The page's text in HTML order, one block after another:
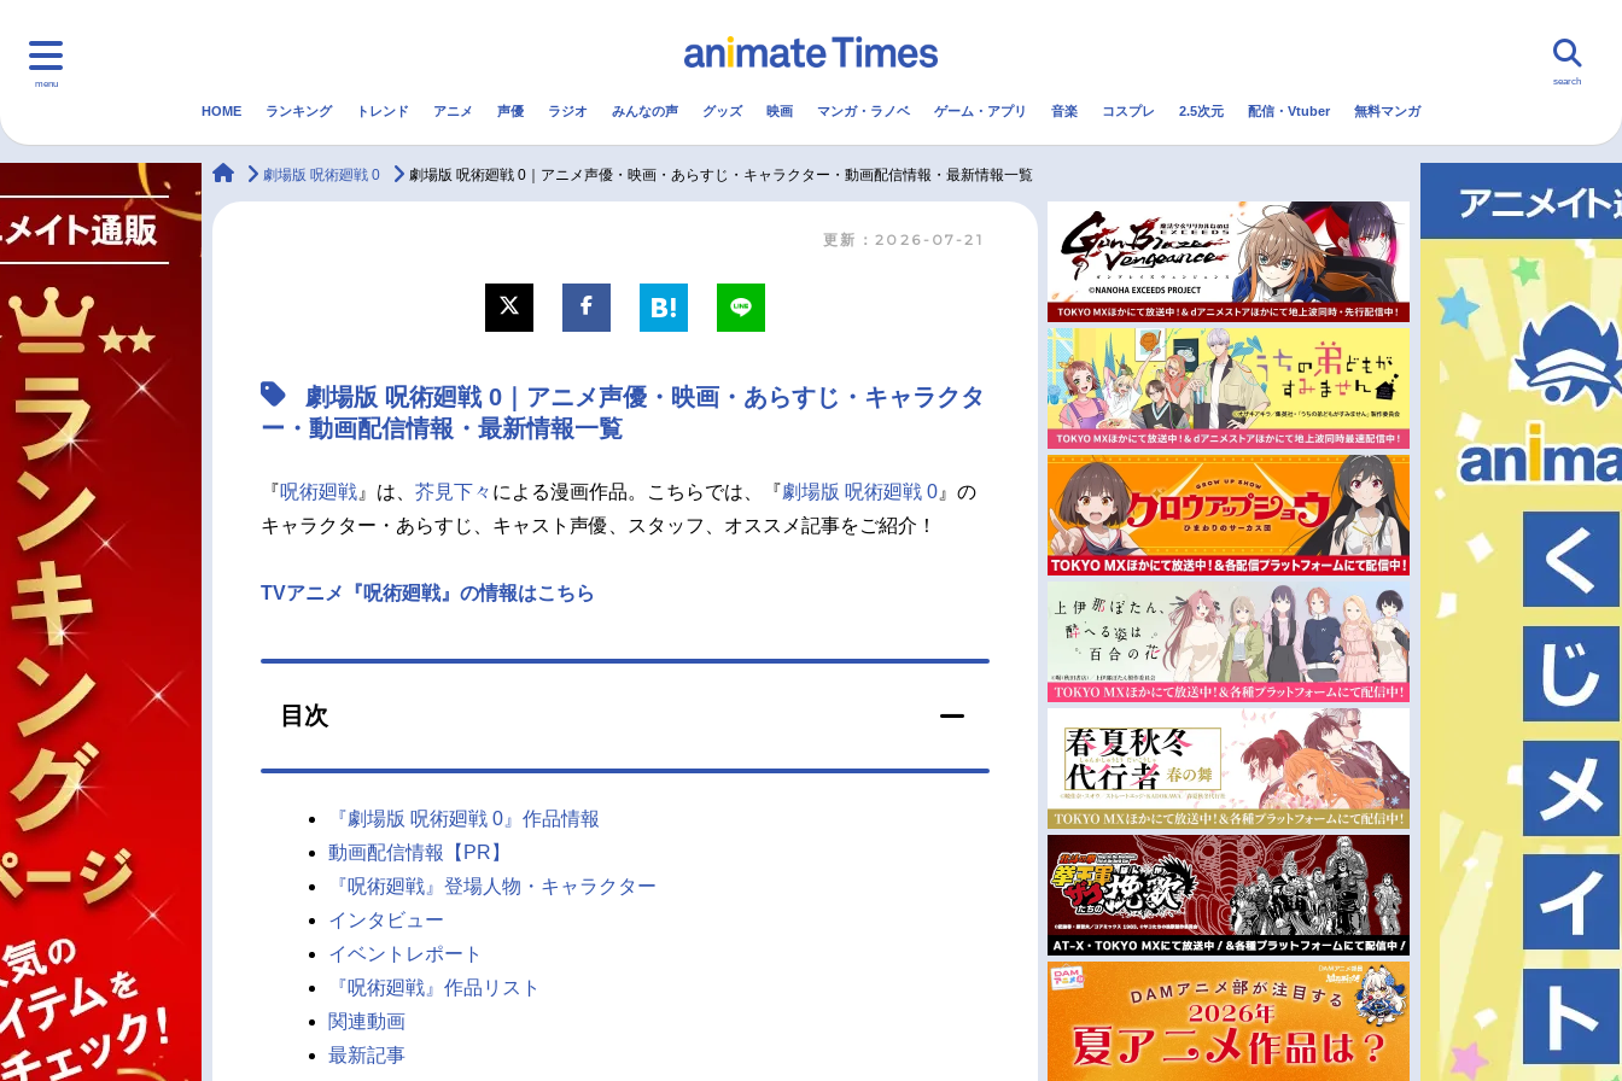
menu
マンガ・ラノベ 2.5次元 配信・Vtuber トレンド 無料マンガ
声優記事一覧
アニメ映画一覧
男性声優/女性声優一覧
今期アニメ曜日別一覧
夏アニメ
秋アニメ
冬アニメ
search
HOME ランキング トレンド アニメ 声優 ラジオ みんなの声 グッズ 映画 マンガ・ラノベ ゲーム・アプリ 音楽 コスプレ 2.5次元 配信・Vtuber 無料マンガ
animateTimes
劇場版 呪術廻戦 0 劇場版 呪術廻戦 0｜アニメ声優・映画・あらすじ・キャラクター・動画配信情報・最新情報一覧
更新：2026-07-21
劇場版 呪術廻戦 0｜アニメ声優・映画・あらすじ・キャラクタ
ー・動画配信情報・最新情報一覧
『呪術廻戦 』は、 芥見下々 による漫画作品。こちらでは、『劇場版 呪術廻戦 0 』の
キャラクター・あらすじ、キャスト声優、スタッフ、オススメ記事をご紹介！
TVアニメ『呪術廻戦』の情報はこちら
目次
『劇場版 呪術廻戦 0』作品情報
動画配信情報【PR】
『呪術廻戦』登場人物・キャラクター
インタビュー
イベントレポート
『呪術廻戦』作品リスト
関連動画
最新記事